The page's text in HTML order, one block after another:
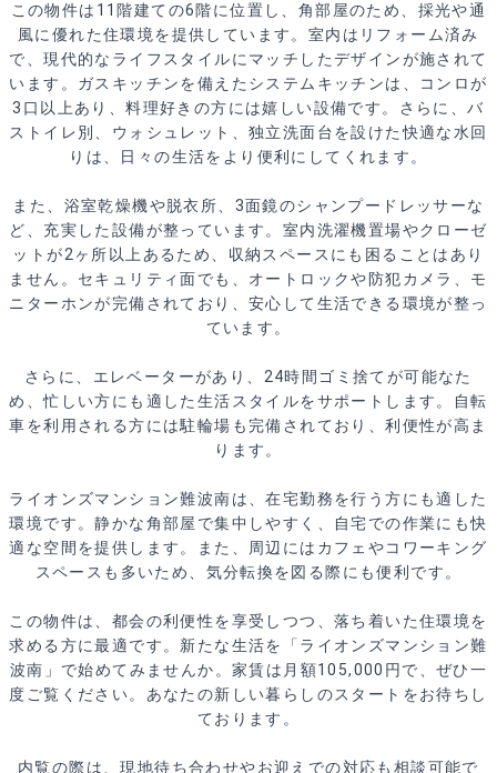
この物件は11階建ての6階に位置し、角部屋のため、採光や通
風に優れた住環境を提供しています。室内はリフォーム済み
で、現代的なライフスタイルにマッチしたデザインが施されて
います。ガスキッチンを備えたシステムキッチンは、コンロが
3口以上あり、料理好きの方には嬉しい設備です。さらに、バ
ストイレ別、ウォシュレット、独立洗面台を設けた快適な水回
りは、日々の生活をより便利にしてくれます。
また、浴室乾燥機や脱衣所、3面鏡のシャンプードレッサーな
ど、充実した設備が整っています。室内洗濯機置場やクローゼ
ットが2ヶ所以上あるため、収納スペースにも困ることはあり
ません。セキュリティ面でも、オートロックや防犯カメラ、モ
ニターホンが完備されており、安心して生活できる環境が整っ
ています。
さらに、エレベーターがあり、24時間ゴミ捨てが可能なた
め、忙しい方にも適した生活スタイルをサポートします。自転
車を利用される方には駐輪場も完備されており、利便性が高ま
ります。
ライオンズマンション難波南は、在宅勤務を行う方にも適した
環境です。静かな角部屋で集中しやすく、自宅での作業にも快
適な空間を提供します。また、周辺にはカフェやコワーキング
スペースも多いため、気分転換を図る際にも便利です。
この物件は、都会の利便性を享受しつつ、落ち着いた住環境を
求める方に最適です。新たな生活を「ライオンズマンション難
波南」で始めてみませんか。家賃は月額105,000円で、ぜひ一
度ご覧ください。あなたの新しい暮らしのスタートをお待ちし
ております。
内覧の際は、現地待ち合わせやお迎えでの対応も相談可能で